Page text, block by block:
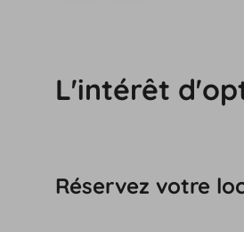
L'intérêt
Réservez votre